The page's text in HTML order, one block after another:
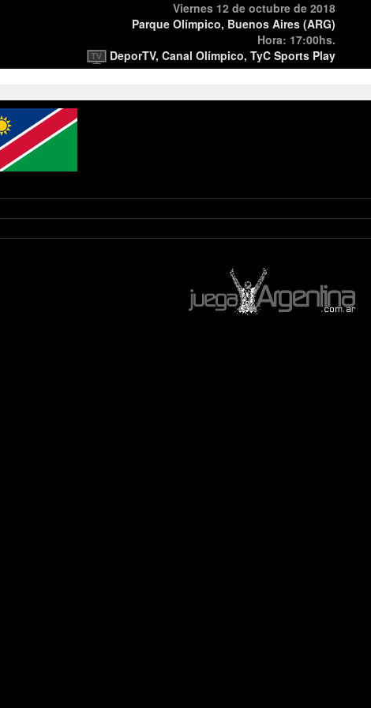
Viernes 12 de octubre de 2018
Parque Olímpico, Buenos Aires (ARG)
Hora: 17:00hs.
DeporTV, Canal Olímpico, TyC Sports Play